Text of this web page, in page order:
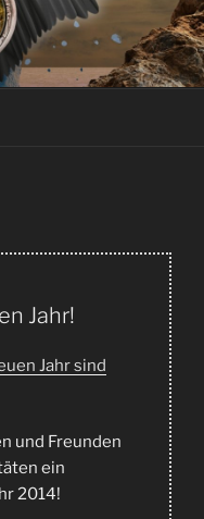
Jahr!
Jahr sind
und Freunden
ein
2014!